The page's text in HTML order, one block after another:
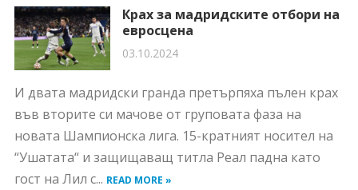
Крах за мадридските отбори на
евросцена
03.10.2024
И двата мадридски гранда претърпяха пълен крах
във вторите си мачове от груповата фаза на
новата Шампионска лига. 15-кратният носител на
“Ушатата“ и защищаващ титла Реал падна като
гост на Лил с... READ MORE »